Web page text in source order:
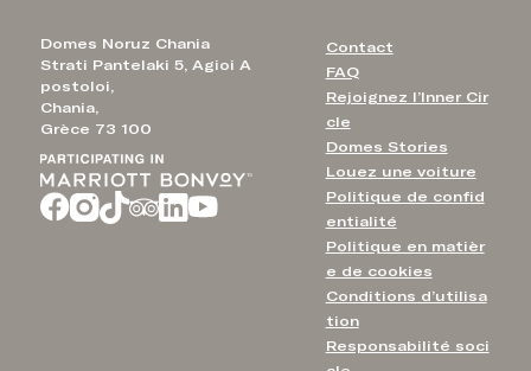
Domes Noruz Chania
Strati Pantelaki 5, Agioi A
postoloi,
Chania,
Grèce 73 100
Contact
FAQ
Rejoignez l’Inner Cir
cle
Domes Stories
Louez une voiture
Politique de confid
entialité
Politique en matièr
e de cookies
Conditions d’utilisa
tion
Responsabilité soci